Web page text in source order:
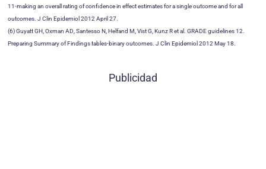
11-making an overall rating of confidence in effect estimates for a single outcome and for all
outcomes. J Clin Epidemiol 2012 April 27.
(6) Guyatt GH, Oxman AD, Santesso N, Helfand M, Vist G, Kunz R et al. GRADE guidelines 12.
Preparing Summary of Findings tables-binary outcomes. J Clin Epidemiol 2012 May 18.
Publicidad